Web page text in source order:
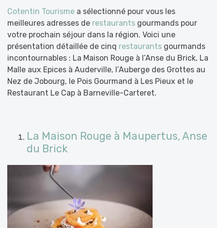
Cotentin Tourisme a sélectionné pour vous les
meilleures adresses de restaurants gourmands pour
votre prochain séjour dans la région. Voici une
présentation détaillée de cinq restaurants gourmands
incontournables : La Maison Rouge à l’Anse du Brick, La
Malle aux Epices à Auderville, l’Auberge des Grottes au
Nez de Jobourg, le Pois Gourmand à Les Pieux et le
Restaurant Le Cap à Barneville-Carteret.
La Maison Rouge à Maupertus, Anse
du Brick